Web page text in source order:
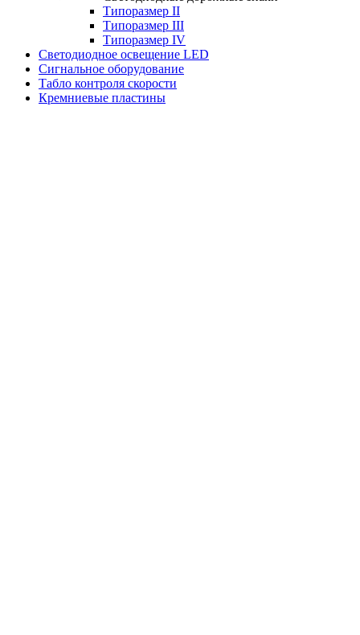
Типоразмер II
Типоразмер III
Типоразмер IV
Светодиодное освещение LED
Сигнальное оборудование
Табло контроля скорости
Кремниевые пластины